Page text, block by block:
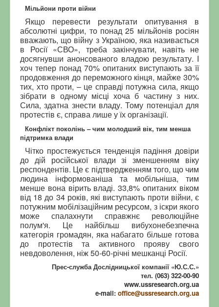
Мільйони проти війни
Якщо перевести результати опитування в
абсолютні цифри, то понад 25 мільйонів росіян
вважають, що війну з Україною, яка називається
в Росії «СВО», треба закінчувати, навіть не
досягнувши анонсованого владою результату. І
хоч тепер понад 70% опитаних виступають за її
продовження до переможного кінця, майже 30%
тих, хто проти, – це справді потужна сила, якщо
зібрати в одному місці хоча б частину з них.
Сила, здатна знести владу. Тому потенціал для
протестів є, справа лише у їх організації.
Конфлікт поколінь – чим молодший вік, тим менша
підтримка влади
Чітко простежується тенденція падіння довіри
до дій російської влади зі зменшенням віку
респондентів. Це є підтвердженням того, що чим
людина інформованіша та мобільніша, тим
менше вона вірить владі. 33,8% опитаних віком
від 18 до 34 років, які виступають проти війни, є
потужним мобілізаційним ресурсом, з іскри якого
може спалахнути справжнє революційне
полум'я. Це найбільш вибухонебезпечна
категорія громадян, яка набагато більше готова
до протестів та активного прояву свого
невдоволення, ніж 50-60-річні мешканці Росії.
Прес-служба Дослідницької компанії «Ю.С.С.»
тел. (063) 322-00-90
www.ussresearch.org.ua
e-mail: office@ussresearch.org.ua